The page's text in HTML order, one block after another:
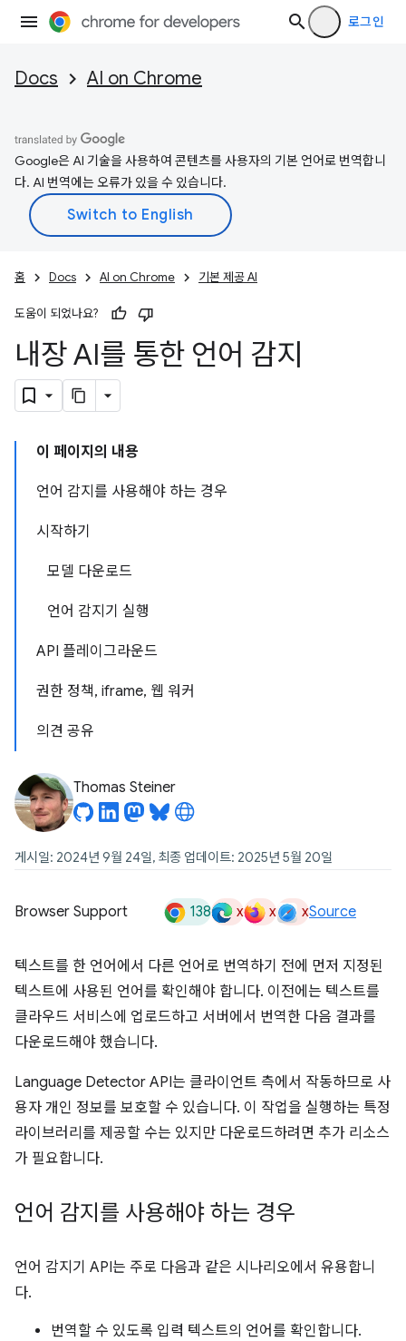
로그인
Docs AI on Chrome
Google은 AI 기술을 사용하여 콘텐츠를 사용자의 기본 언어로 번역합니
다. AI 번역에는 오류가 있을 수 있습니다.
홈 Docs AI on Chrome 기본 제공 AI
도움이 되었나요?
내장 AI를 통한 언어 감지
이 페이지의 내용
언어 감지를 사용해야 하는 경우
시작하기
모델 다운로드
언어 감지기 실행
API 플레이그라운드
권한 정책, iframe, 웹 워커
의견 공유
Thomas Steiner
게시일: 2024년 9월 24일, 최종 업데이트: 2025년 5월 20일
Browser Support 138 x x xSource
텍스트를 한 언어에서 다른 언어로 번역하기 전에 먼저 지정된
텍스트에 사용된 언어를 확인해야 합니다. 이전에는 텍스트를
클라우드 서비스에 업로드하고 서버에서 번역한 다음 결과를
다운로드해야 했습니다.
Language Detector API는 클라이언트 측에서 작동하므로 사
용자 개인 정보를 보호할 수 있습니다. 이 작업을 실행하는 특정
라이브러리를 제공할 수는 있지만 다운로드하려면 추가 리소스
가 필요합니다.
언어 감지를 사용해야 하는 경우
언어 감지기 API는 주로 다음과 같은 시나리오에서 유용합니
다.
번역할 수 있도록 입력 텍스트의 언어를 확인합니다.